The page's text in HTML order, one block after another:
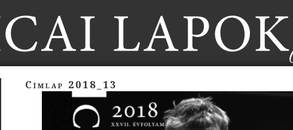
Címlap 2018_13